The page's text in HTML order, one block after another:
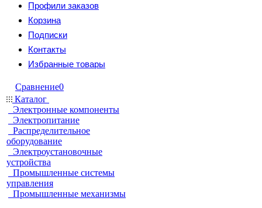
Профили заказов
Корзина
Подписки
Контакты
Избранные товары
Сравнение0
Каталог
Электронные компоненты
Электропитание
Распределительное
оборудование
Электроустановочные
устройства
Промышленные системы
управления
Промышленные механизмы